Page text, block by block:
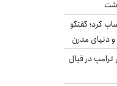
کرد؛ گفتگو
و دنیای مدرن
در قبال